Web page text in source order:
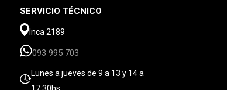
SERVICIO TÉCNICO
Inca 2189
093 995 703
Lunes a jueves de 9 a 13 y 14 a